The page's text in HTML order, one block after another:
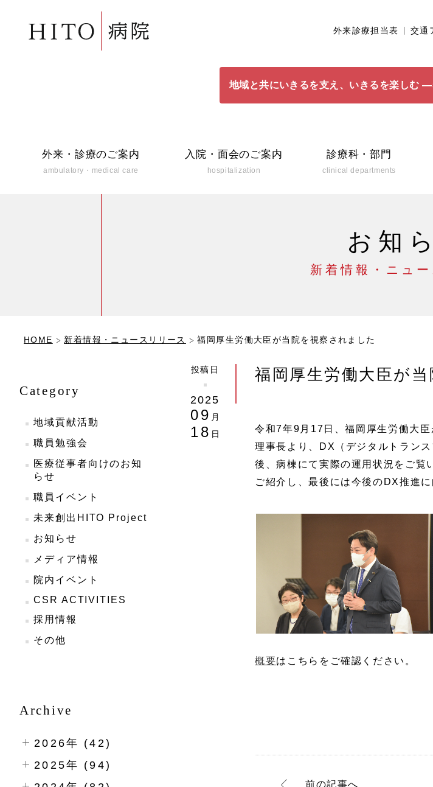
外来診療担当表 交通
地域と共にいきるを支え、いきるを楽しむ
外来・診療のご案内
ambulatory・medical care
入院・面会のご案内
hospitalization
診療科・部門
clinical departments
お知
新着情報・ニュー
HOME 新着情報・ニュースリリース 福岡厚生労働大臣が当院を視察されました
Category
地域貢献活動
職員勉強会
医療従事者向けのお知
らせ
職員イベント
未来創出HITO Project
お知らせ
メディア情報
院内イベント
CSR ACTIVITIES
採用情報
その他
Archive
2026年 (42)
2025年 (94)
投稿日
2025
09 月
18 日
福岡厚生労働大臣が
令和7年9月17日、福岡厚生労働大臣
理事長より、DX（デジタルトラン
後、病棟にて実際の運用状況をご覧
ご紹介し、最後には今後のDX推進
概要はこちらをご確認ください。
前の記事へ